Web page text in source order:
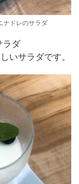
ナドレのサラダ
ラダ
いサラダです。